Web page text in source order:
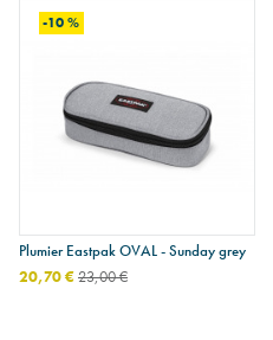
-10 %
Plumier Eastpak OVAL - Sunday grey
20,70 €23,00 €